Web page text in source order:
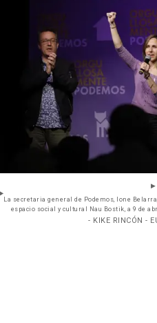
La secretaria general de Podemos, Ione
espacio social y cultural Nau Bostik, a 9 de
- KIKE RINCÓN -